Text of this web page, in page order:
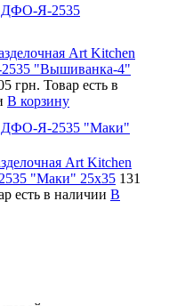
ДФО-Я-2535
Art Kitchen
"Вышиванка-4"
грн. Товар есть в
В корзину
ДФО-Я-2535 "Маки"
Art Kitchen
"Маки" 25х35 131
есть в наличии В